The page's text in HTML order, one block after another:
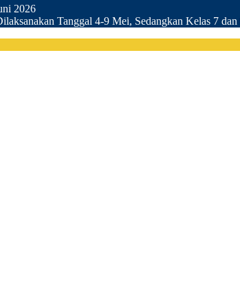
2026
Tanggal 4-9 Mei, Sedangkan Kelas 7